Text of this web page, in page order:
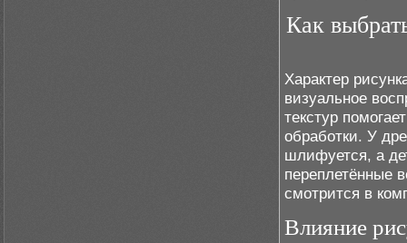
Как
Характер
визуальное
текстур
обработки. У
шлифуется, а
переплетённые
смотрится в
Влияние